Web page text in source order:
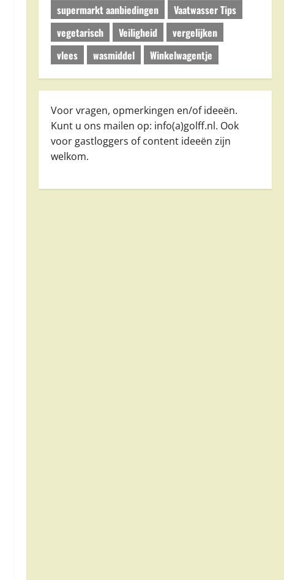
supermarkt aanbiedingen
Vaatwasser Tips
vegetarisch
Veiligheid
vergelijken
vlees
wasmiddel Winkelwagentje
Voor vragen, opmerkingen en/of ideeën.
Kunt u ons mailen op: info(a)golff.nl. Ook
voor gastloggers of content ideeën zijn
welkom.